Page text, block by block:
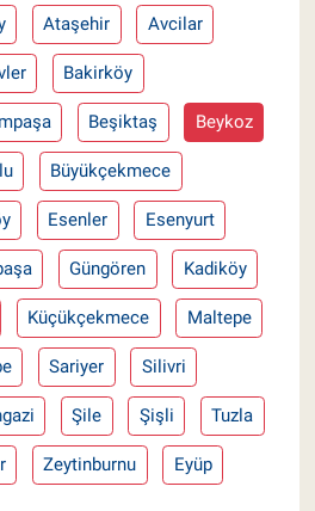
Ataşehir Avcilar
Bakirköy
Beşiktaş Beykoz
Büyükçekmece
Esenler Esenyurt
Güngören Kadiköy
Küçükçekmece Maltepe
Sariyer Silivri
Şile Şişli Tuzla
Zeytinburnu Eyüp